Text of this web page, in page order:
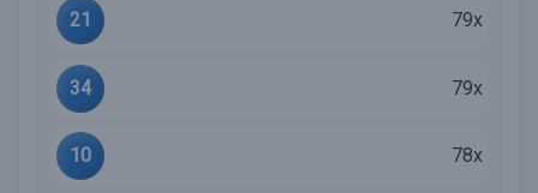
21 79x
34 79x
10 78x